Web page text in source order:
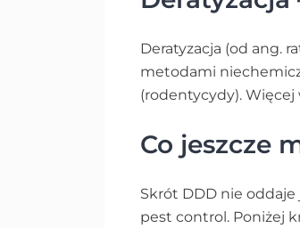
Deratyzacja (od ang.
metodami
(rodentycydy). Więcej
Co jeszcze
Skrót DDD nie oddaje
pest control. Poniżej